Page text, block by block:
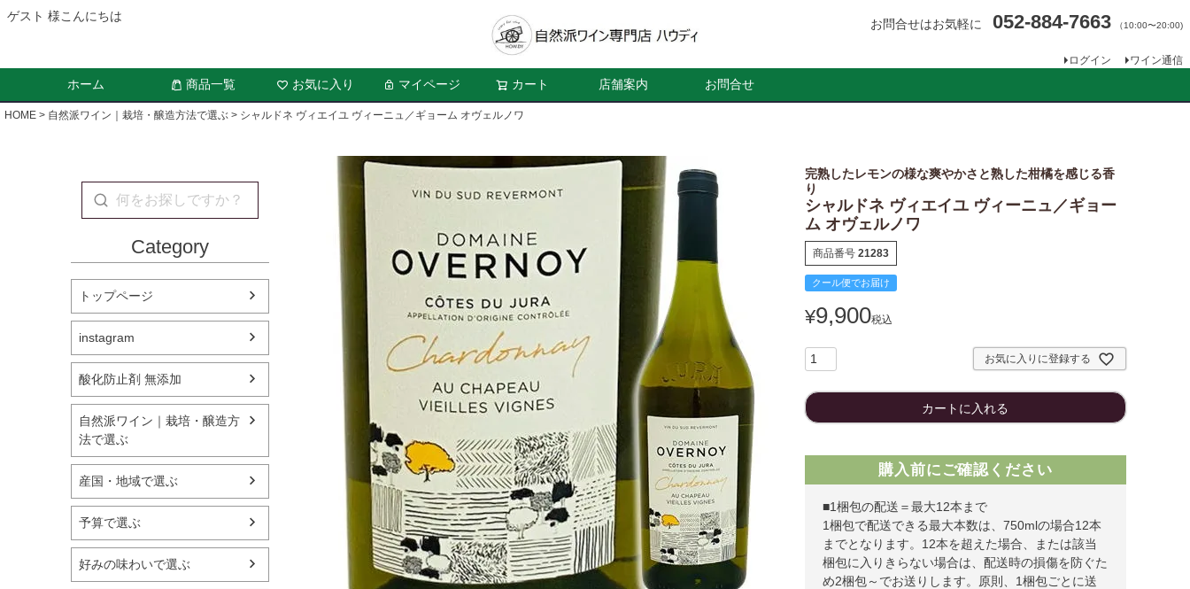
ゲスト 様こんにちは
お問合せはお気軽に 052-884-7663 （10:00〜20:00)
ログイン ワイン通信
ホーム 商品一覧 お気に入り マイページ カート 店舗案内 お問合せ
HOME 自然派ワイン｜栽培・醸造方法で選ぶ シャルドネ ヴィエイユ ヴィーニュ／ギョーム オヴェルノワ
Category
トップページ
instagram
酸化防止剤 無添加
自然派ワイン｜栽培・醸造方
法で選ぶ
産国・地域で選ぶ
予算で選ぶ
好みの味わいで選ぶ
完熟したレモンの様な爽やかさと熟した柑橘を感じる香
り
シャルドネ ヴィエイユ ヴィーニュ／ギョー
ム オヴェルノワ
商品番号 21283
クール便でお届け
¥9,900税込
お気に入りに登録する
カートに入れる
購入前にご確認ください
■1梱包の配送＝最大12本まで
1梱包で配送できる最大本数は、750mlの場合12本
までとなります。12本を超えた場合、または該当
梱包に入りきらない場合は、配送時の損傷を防ぐた
め2梱包～でお送りします。原則、1梱包ごとに送